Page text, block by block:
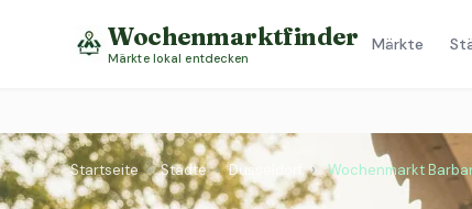
Wochenmarktfinder
Märkte lokal entdecken
Märkte
Startseite › Städte › Düsseldorf › Wochenmarkt